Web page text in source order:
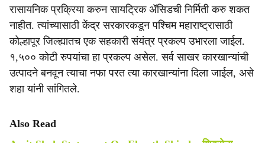
रासायनिक प्रक्रिया करुन सायट्रिक ॲसिडची निर्मिती करु शकत
नाहीत. त्यांच्यासाठी केंद्र सरकारकडून पश्चिम महाराष्ट्रासाठी
कोल्हापूर जिल्ह्यातच एक सहकारी संयंत्र प्रकल्प उभारला जाईल.
१,५०० कोटी रुपयांचा हा प्रकल्प असेल. सर्व साखर कारखान्यांची
उत्पादने बनवून त्याचा नफा परत त्या कारखान्यांना दिला जाईल, असे
शहा यांनी सांगितले.
Also Read